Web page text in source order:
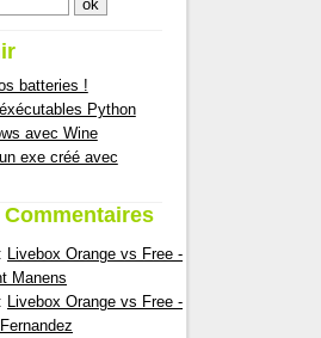
batteries !
Python
avec Wine
exe créé avec
Livebox Orange vs Free -
Manens
Livebox Orange vs Free -